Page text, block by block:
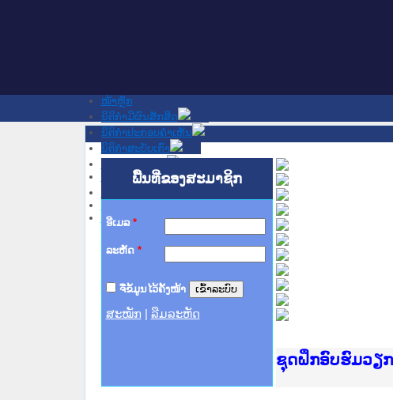
ໜ້າຫຼັກ
ນິຕິກໍາມີຜົນສັກສິດ
ນິຕິກໍາປະກອບຄໍາເຫັນ
ນິຕິກໍາສະບັບເກົ່າ
ເວັບໄຊອື່ນໆ
ຊ່ວຍເຫຼືອ
ພື້ນທີ່ຂອງສະມາຊິກ
ອີເມລ *
ລະຫັດ *
ຈື່ຂໍ້ມູນໄວ້ຄັ້ງໜ້າ
ສະໝັກ ລືມລະຫັດ
Ministry of
ເຜີຍແຜ່ວັບໄຊຈົ
ກະຊວງຍຸຕິທຳ
ຊຸດຝຶກອົບຮົມວຽ
ກອງປະຊຸມທົບທ
ຝຶກອົບຮົມ ຜູ່ປະສ
ຝຶກອົບຮົມ ຜູ່ປະສ
ເຜີຍແຜ່ແອັບກົດ
ເຜີຍແຜ່ແອັບກົດ
ຍົກລະດັບວຽກງ
ຊຸດຝຶກອົບຮົມວຽ